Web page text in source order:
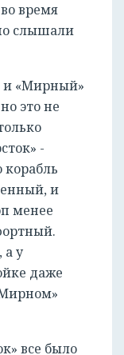
время
слышали
и «Мирный»
это не
-
и
менее
а у
даже
все было